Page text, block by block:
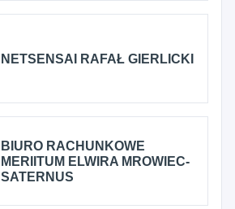
NETSENSAI RAFAŁ GIERLICKI
BIURO RACHUNKOWE
MERIITUM ELWIRA MROWIEC-
SATERNUS